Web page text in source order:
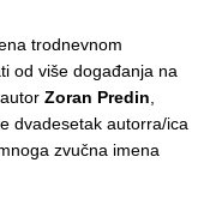
trodnevnom
od više događanja na
Zoran Predin
te dvadesetak autorra/ica
zvučna imena